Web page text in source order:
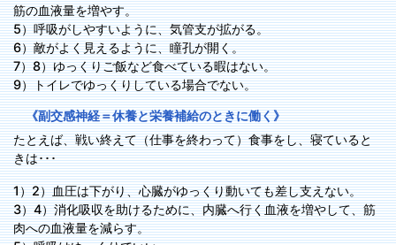
筋の血液量を増やす。
5）呼吸がしやすいように、気管支が拡がる。
6）敵がよく見えるように、瞳孔が開く。
7）8）ゆっくりご飯など食べている暇はない。
9）トイレでゆっくりしている場合でない。
《副交感神経＝休養と栄養補給のときに働く》
たとえば、戦い終えて（仕事を終わって）食事をし、寝ていると
きは･･･
1）2）血圧は下がり、心臓がゆっくり動いても差し支えない。
3）4）消化吸収を助けるために、内臓へ行く血液を増やして、筋
肉への血液量を減らす。